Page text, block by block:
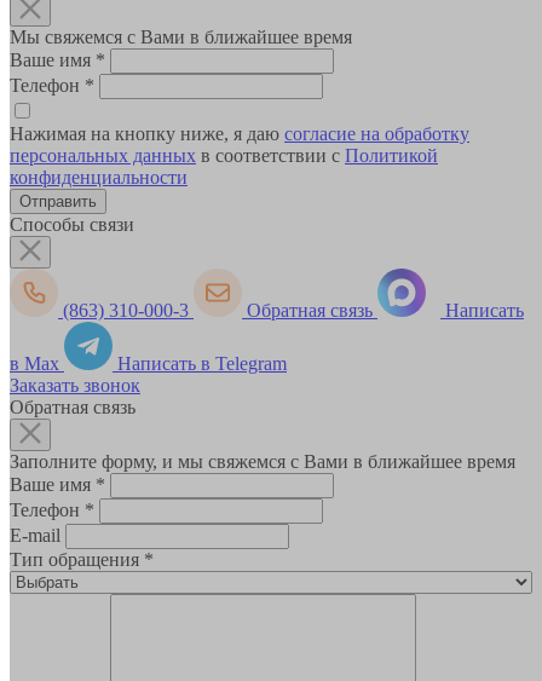
Мы свяжемся с Вами в ближайшее время
Ваше имя *
Телефон *
Нажимая на кнопку ниже, я даю согласие на обработку
персональных данных в соответствии с Политикой
конфиденциальности
Способы связи
(863) 310-000-3 Обратная связь Написать
в Max
Написать в Telegram
Заказать звонок
Обратная связь
Заполните форму, и мы свяжемся с Вами в ближайшее время
Ваше имя *
Телефон *
E-mail
Тип обращения *